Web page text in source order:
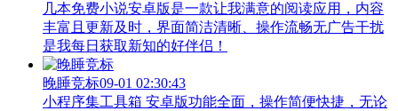
几本免费小说安卓版是一款让我满意的阅读应用，内容
丰富且更新及时，界面简洁清晰、操作流畅无广告干扰
是我每日获取新知的好伴侣！
晚睡竞标09-01 02:30:43
小程序集工具箱 安卓版功能全面，操作简便快捷，无论